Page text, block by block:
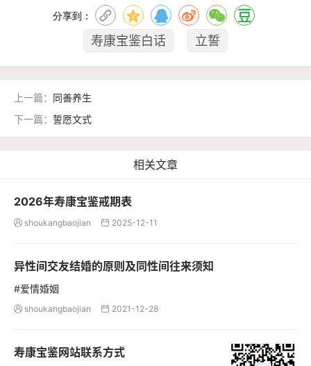
分享到：
寿康宝鉴白话 立誓
上一篇： 同善养生
下一篇： 誓愿文式
相关文章
2026年寿康宝鉴戒期表
 shoukangbaojian  2025-12-11
异性间交友结婚的原则及同性间往来须知
#爱情婚姻
 shoukangbaojian  2021-12-28
寿康宝鉴网站联系方式